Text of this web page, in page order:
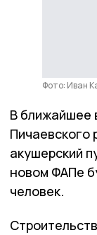
Фото: Иван
В ближайшее
Пичаевского
акушерский
новом ФАПе
человек.